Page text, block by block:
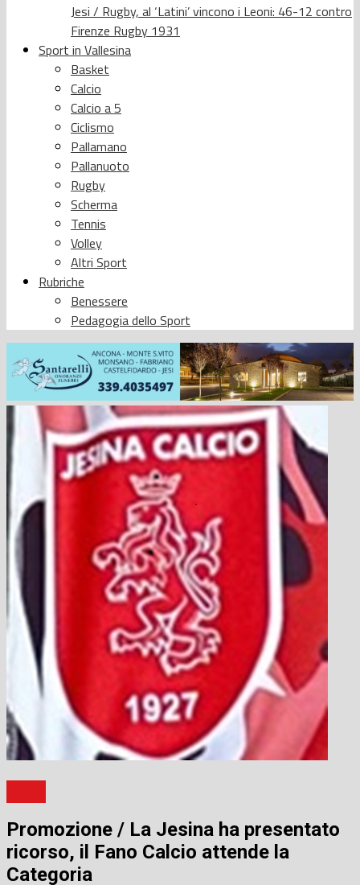
Jesi / Rugby, al ‘Latini’ vincono i Leoni: 46-12 contro
Firenze Rugby 1931
Sport in Vallesina
Basket
Calcio
Calcio a 5
Ciclismo
Pallamano
Pallanuoto
Rugby
Scherma
Tennis
Volley
Altri Sport
Rubriche
Benessere
Pedagogia dello Sport
Promozione / La Jesina ha presentato
ricorso, il Fano Calcio attende la
Categoria